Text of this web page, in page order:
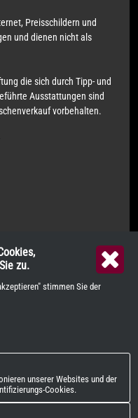
zu.
stimmen Sie der
unserer Websites und der
Cookies.
Preisschildern und
und dienen nicht als
die sich durch Tipp- und
Ausstattungen sind
vorbehalten.
und zu
über den offiziellen
CO
entnommen werden, der an